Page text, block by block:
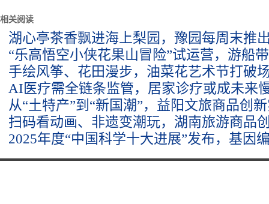
相关阅读
湖心亭茶香飘进海上梨园，豫园每周末推
“乐高悟空小侠花果山冒险”试运营，游船
手绘风筝、花田漫步，油菜花艺术节打破
AI医疗需全链条监管，居家诊疗或成未来
从“土特产”到“新国潮”，益阳文旅商品创
扫码看动画、非遗变潮玩，湖南旅游商品
2025年度“中国科学十大进展”发布，基因